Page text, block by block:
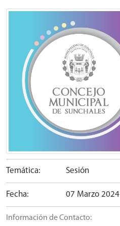
Temática: Sesión
Fecha: 07 Marzo 2024
Información de Contacto: